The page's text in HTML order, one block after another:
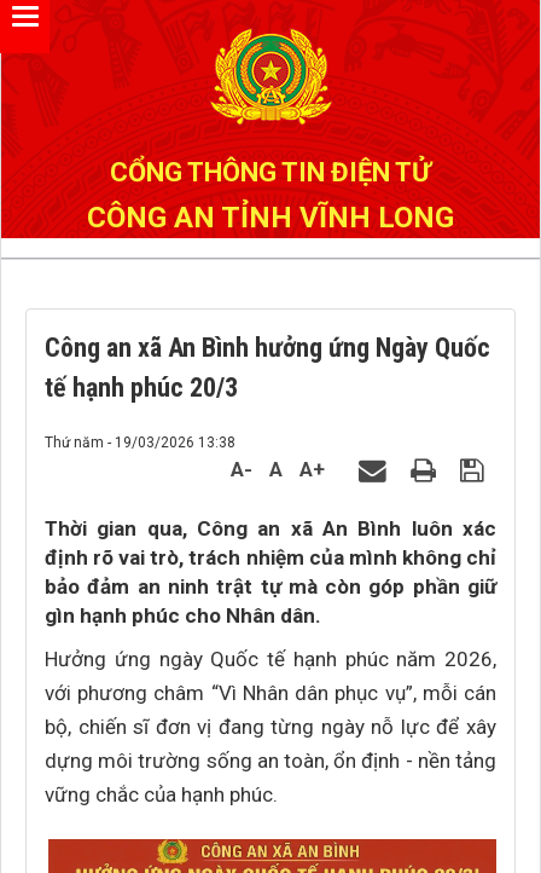
CỔNG THÔNG TIN ĐIỆN TỬ
CÔNG AN TỈNH VĨNH LONG
Công an xã An Bình hưởng ứng Ngày Quốc
tế hạnh phúc 20/3
Thứ năm - 19/03/2026 13:38
A- A A+
Thời gian qua, Công an xã An Bình luôn xác
định rõ vai trò, trách nhiệm của mình không chỉ
bảo đảm an ninh trật tự mà còn góp phần giữ
gìn hạnh phúc cho Nhân dân.
Hưởng ứng ngày Quốc tế hạnh phúc năm 2026,
với phương châm “Vì Nhân dân phục vụ”, mỗi cán
bộ, chiến sĩ đơn vị đang từng ngày nỗ lực để xây
dựng môi trường sống an toàn, ổn định - nền tảng
vững chắc của hạnh phúc.